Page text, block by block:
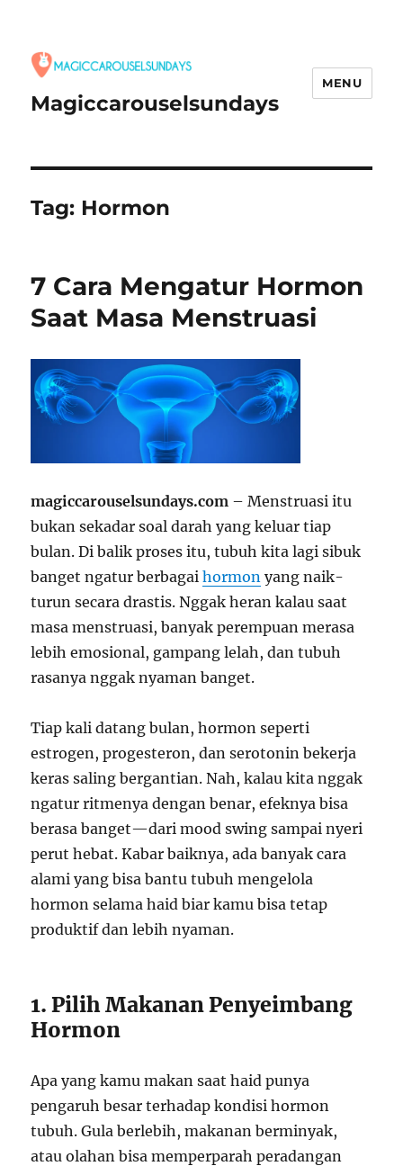
Magiccarouselsundays
MENU
Tag: Hormon
7 Cara Mengatur Hormon
Saat Masa Menstruasi
magiccarouselsundays.com – Menstruasi itu
bukan sekadar soal darah yang keluar tiap
bulan. Di balik proses itu, tubuh kita lagi sibuk
banget ngatur berbagaihormon yang naik-
turun secara drastis. Nggak heran kalau saat
masa menstruasi, banyak perempuan merasa
lebih emosional, gampang lelah, dan tubuh
rasanya nggak nyaman banget.
Tiap kali datang bulan, hormon seperti
estrogen, progesteron, dan serotonin bekerja
keras saling bergantian. Nah, kalau kita nggak
ngatur ritmenya dengan benar, efeknya bisa
berasa banget—dari mood swing sampai nyeri
perut hebat. Kabar baiknya, ada banyak cara
alami yang bisa bantu tubuh mengelola
hormon selama haid biar kamu bisa tetap
produktif dan lebih nyaman.
1. Pilih Makanan Penyeimbang
Hormon
Apa yang kamu makan saat haid punya
pengaruh besar terhadap kondisi hormon
tubuh. Gula berlebih, makanan berminyak,
atau olahan bisa memperparah peradangan